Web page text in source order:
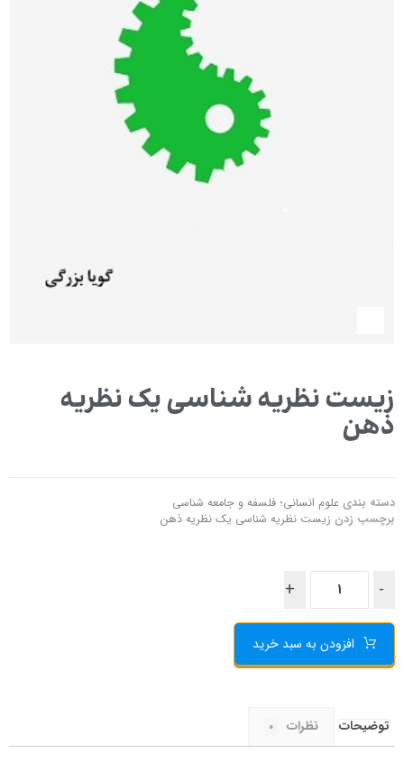
زیست‌ نظریه‌ شناسی‌ یک نظریه
ذهن
دسته بندی علوم انسانی؛ فلسفه و جامعه شناسی
برچسب زدن زیست‌ نظریه‌ شناسی‌ یک نظریه ذهن
-
+
افزودن به سبد خرید
توضیحات نظرات ۰